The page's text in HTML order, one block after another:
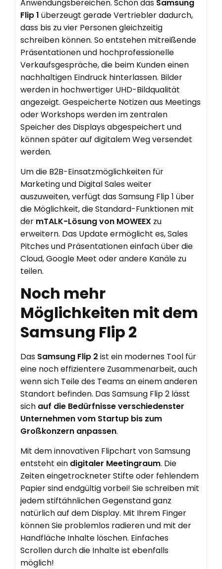
Anwendungsbereichen. Schon das Samsung
Flip 1 überzeugt gerade Vertriebler dadurch,
dass bis zu vier Personen gleichzeitig
schreiben können. So entstehen mitreißende
Präsentationen und hochprofessionelle
Verkaufsgespräche, die beim Kunden einen
nachhaltigen Eindruck hinterlassen. Bilder
werden in hochwertiger UHD-Bildqualität
angezeigt. Gespeicherte Notizen aus Meetings
oder Workshops werden im zentralen
Speicher des Displays abgespeichert und
können später auf digitalem Weg versendet
werden.
Um die B2B-Einsatzmöglichkeiten für
Marketing und Digital Sales weiter
auszuweiten, verfügt das Samsung Flip 1 über
die Möglichkeit, die Standard-Funktionen mit
der mTALK-Lösung von MOWEEX zu
erweitern. Das Update ermöglicht es, Sales
Pitches und Präsentationen einfach über die
Cloud, Google Meet oder andere Kanäle zu
teilen.
Noch mehr
Möglichkeiten mit dem
Samsung Flip 2
Das Samsung Flip 2 ist ein modernes Tool für
eine noch effizientere Zusammenarbeit, auch
wenn sich Teile des Teams an einem anderen
Standort befinden. Das Samsung Flip 2 lässt
sich auf die Bedürfnisse verschiedenster
Unternehmen vom Startup bis zum
Großkonzern anpassen.
Mit dem innovativen Flipchart von Samsung
entsteht ein digitaler Meetingraum. Die
Zeiten eingetrockneter Stifte oder fehlendem
Papier sind endgültig vorbei! Sie schreiben mit
jedem stiftähnlichen Gegenstand ganz
natürlich auf dem Display. Mit Ihrem Finger
können Sie problemlos radieren und mit der
Handfläche Inhalte löschen. Einfaches
Scrollen durch die Inhalte ist ebenfalls
möglich!